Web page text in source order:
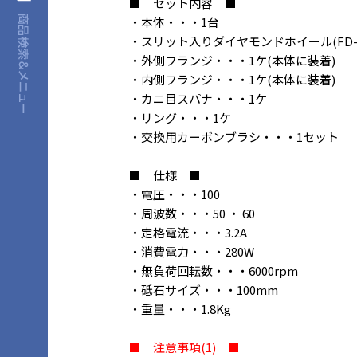
・本体・・・1台
・スリット入りダイヤモンドホイール
・外側フランジ・・・1ケ(本体に装着)
・内側フランジ・・・1ケ(本体に装着)
・カニ目スパナ・・・1ケ
・リング・・・1ケ
・交換用カーボンブラシ・・・1セット
■ 仕様 ■
・電圧・・・100
・周波数・・・50 ・ 60
・定格電流・・・3.2A
・消費電力・・・280W
・無負荷回転数・・・6000rpm
・砥石サイズ・・・100mm
・重量・・・1.8Kg
■ 注意事項(1) ■